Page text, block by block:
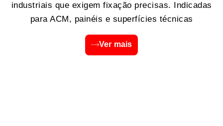
industriais que exigem fixação precisas. Indicadas
para ACM, painéis e superfícies técnicas
Ver mais